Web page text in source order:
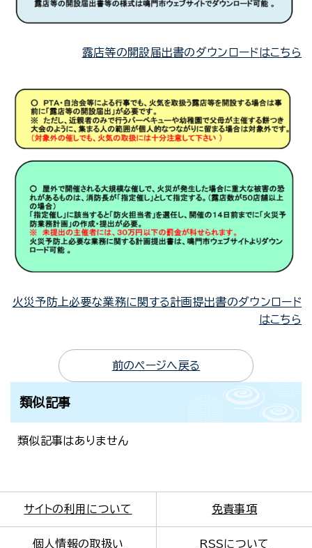
露店等の開設届出書のダウンロードはこちら
火災予防上必要な業務に関する計画提出書のダウンロード
はこちら
前のページへ戻る
類似記事
類似記事はありません
サイトの利用について 免責事項
個人情報の取扱い RSSについて